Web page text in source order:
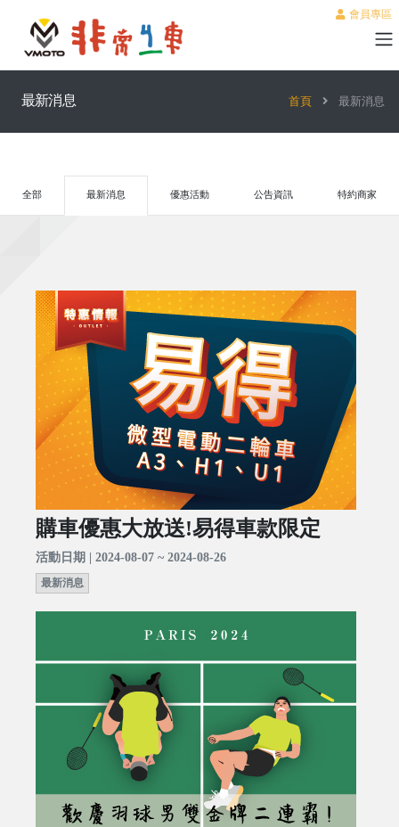
會員專區
最新消息 首頁 最新消息
全部 最新消息 優惠活動 公告資訊 特約商家
購車優惠大放送!易得車款限定
活動日期 | 2024-08-07 ~ 2024-08-26
最新消息